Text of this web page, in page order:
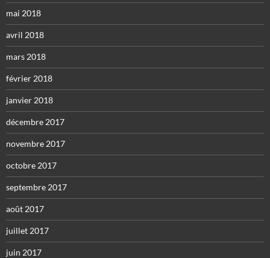
mai 2018
avril 2018
mars 2018
février 2018
janvier 2018
décembre 2017
novembre 2017
octobre 2017
septembre 2017
août 2017
juillet 2017
juin 2017